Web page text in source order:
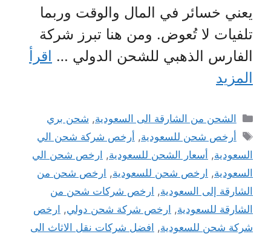
يعني خسائر في المال والوقت وربما
تلفيات لا تُعوض. ومن هنا تبرز شركة
الفارس الذهبي للشحن الدولي … اقرأ
المزيد
التصنيفات
الشحن من الشارقة الى السعودية, شحن بري
الوسوم
أرخص شحن للسعودية, أرخص شركة شحن الي
السعودية, أسعار الشحن للسعودية, ارخص شحن الي
السعودية, ارخص شحن للسعودية, ارخص شحن من
الشارقة إلى السعودية, ارخص شركات شحن من
الشارقة للسعودية, ارخص شركة شحن دولي, ارخص
شركة شحن للسعودية, افضل شركات نقل الاثاث الى